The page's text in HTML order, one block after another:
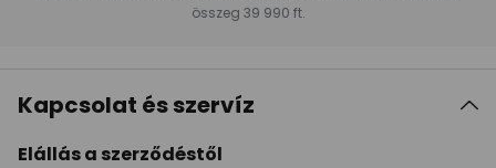
összeg 39 990 ft.
Kapcsolat és szervíz
Elállás a szerződéstől